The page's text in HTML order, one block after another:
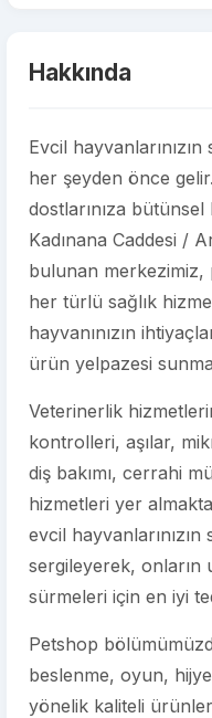
Hakkında
Evcil hayvanlarınızın
her şeyden önce
dostlarınıza bütünsel
Kadınana Caddesi /
bulunan
her türlü sağlık
hayvanınızın
ürün yelpazesi
Veterinerlik
kontrolleri, aşılar,
diş bakımı, cerrahi
hizmetleri yer
evcil hayvanlarınızın
sergileyerek, onların
sürmeleri için en iyi
Petshop
beslenme, oyun,
yönelik kaliteli